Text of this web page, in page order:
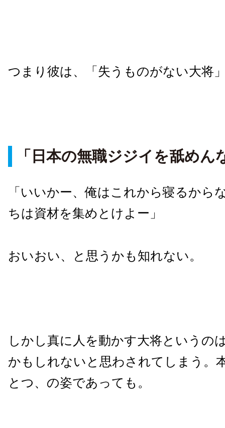
つまり彼は、「失うものがない大将
「日本の無職ジジイを舐めん
「いいかー、俺はこれから寝るから
ちは資材を集めとけよー」
おいおい、と思うかも知れない。
しかし真に人を動かす大将というの
かもしれないと思わされてしまう。
とつ、の姿であっても。